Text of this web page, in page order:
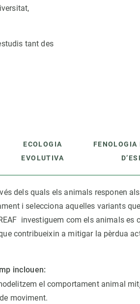
tant des
ECOLOGIA
EVOLUTIVA
FENOLOGIA
dels quals els animals responen
i selecciona aquelles variants
investiguem com els animals
contribueixin a mitigar la pèrdua
inclouen:
el comportament animal
moviment.